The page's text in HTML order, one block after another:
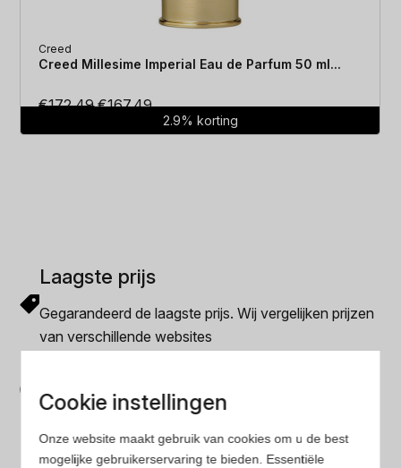
Creed
Creed Millesime Imperial Eau de Parfum 50 ml...
€172.49Oorspronkelijke
€167.49Huidige
prijs
2.9% korting
Laagste prijs
Gegarandeerd de laagste prijs. Wij vergelijken prijzen
van verschillende websites
Op onze website vind je eenvoudig je favoriete
Bespaar tijd en geld
Cookie instellingen
Onze website maakt gebruik van cookies om u de best
mogelijke gebruikerservaring te bieden. Essentiële